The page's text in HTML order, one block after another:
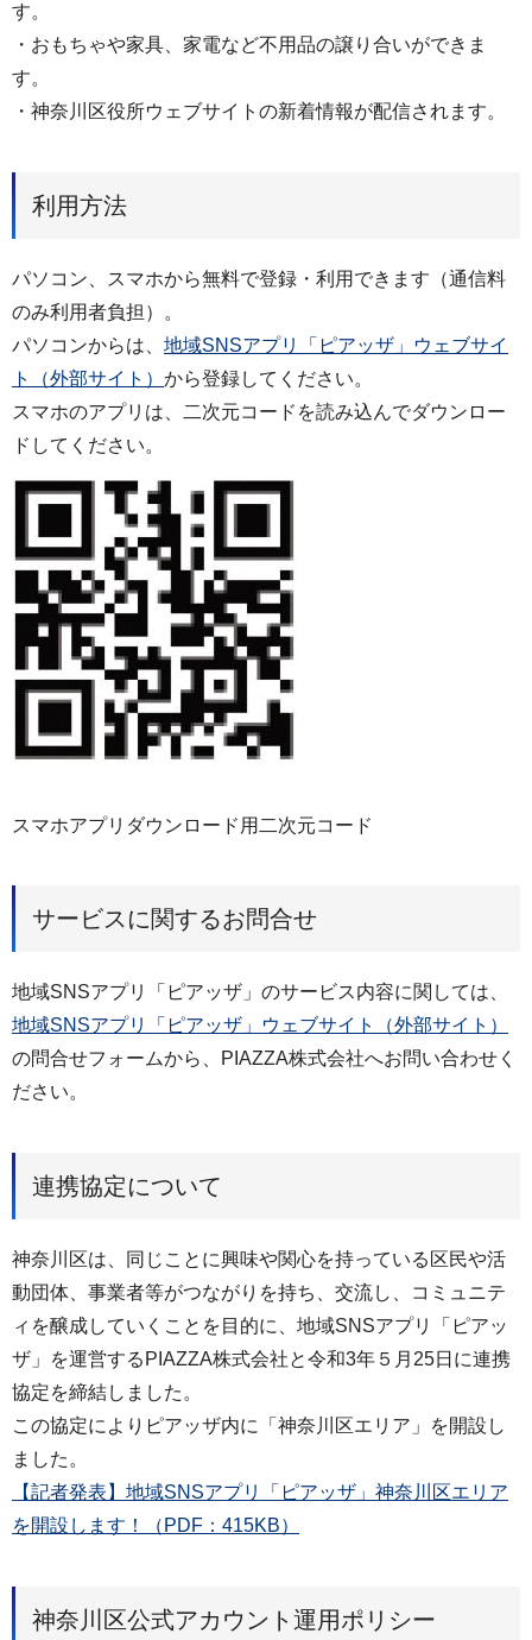
す。
・おもちゃや家具、家電など不用品の譲り合いができま
す。
・神奈川区役所ウェブサイトの新着情報が配信されます。
利用方法
パソコン、スマホから無料で登録・利用できます（通信料
のみ利用者負担）。
パソコンからは、 地域SNSアプリ「ピアッザ」ウェブサイ
ト（外部サイト） から登録してください。
スマホのアプリは、二次元コードを読み込んでダウンロー
ドしてください。
スマホアプリダウンロード用二次元コード
サービスに関するお問合せ
地域SNSアプリ「ピアッザ」のサービス内容に関しては、
地域SNSアプリ「ピアッザ」ウェブサイト（外部サイト）
の問合せフォームから、PIAZZA株式会社へお問い合わせく
ださい。
連携協定について
神奈川区は、同じことに興味や関心を持っている区民や活
動団体、事業者等がつながりを持ち、交流し、コミュニテ
ィを醸成していくことを目的に、地域SNSアプリ「ピアッ
ザ」を運営するPIAZZA株式会社と令和3年５月25日に連携
協定を締結しました。
この協定によりピアッザ内に「神奈川区エリア」を開設し
ました。
【記者発表】地域SNSアプリ「ピアッザ」神奈川区エリア
を開設します！（PDF：415KB）
神奈川区公式アカウント運用ポリシー